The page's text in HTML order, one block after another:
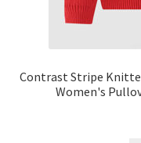
Contrast Stripe
Women's